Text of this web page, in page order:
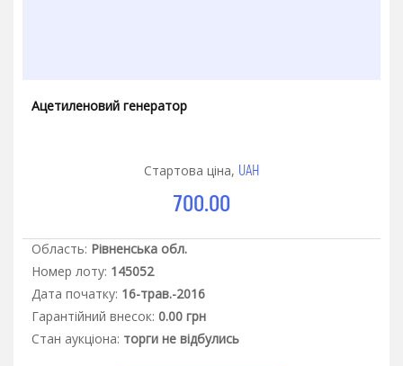
Ацетиленовий генератор
Стартова ціна, UAH
700.00
Область: Рівненська обл.
Номер лоту: 145052
Дата початку: 16-трав.-2016
Гарантiйний внесок: 0.00 грн
Стан аукцiона: торги не відбулись